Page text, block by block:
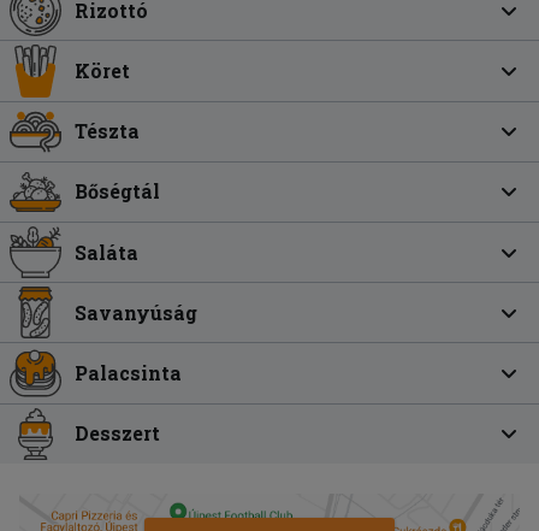
Rizottó
Köret
Tészta
Bőségtál
Saláta
Savanyúság
Palacsinta
Desszert